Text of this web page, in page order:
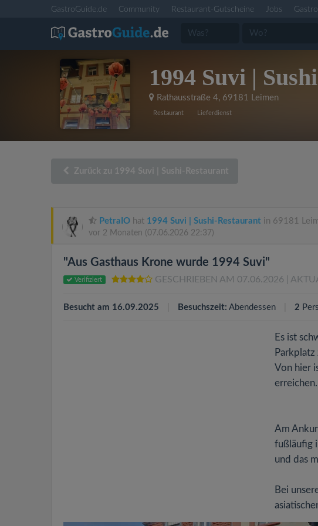
GastroGuide.de Community Restaurant-Gutscheine Jobs
1994 Suvi |
Rathausstraße 4, 69181 Leimen
Restaurant Lieferdienst
Zurück zu 1994 Suvi | Sushi-Restaurant
PetraIO hat 1994 Suvi | Sushi-Restaurant in 69181
vor 2 Monaten (07.06.2026 22:37)
"Aus Gasthaus Krone wurde 1994 Suvi"
Verifiziert GESCHRIEBEN AM 07.06.2026 |
Besucht am 16.09.2025 Besuchszeit: Abendessen 2
Es ist
Von hier
erreichen.
Am
fußläufig
und das
Bei